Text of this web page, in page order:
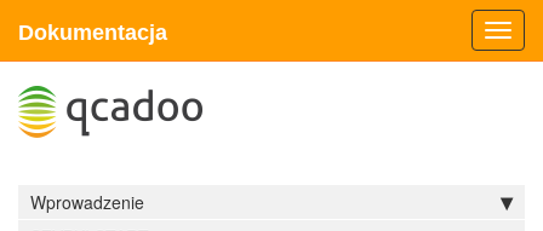
Dokumentacja
Wprowadzenie